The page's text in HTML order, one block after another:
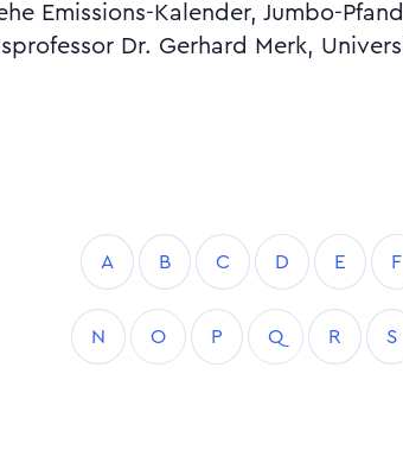
Emissions-Kalender, Jumbo-
Dr. Gerhard Merk,
A B C D E F
N O P Q R S